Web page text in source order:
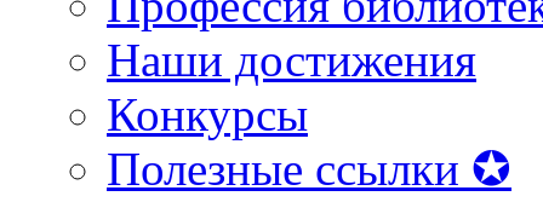
Наши достижения
Конкурсы
Полезные ссылки ✪